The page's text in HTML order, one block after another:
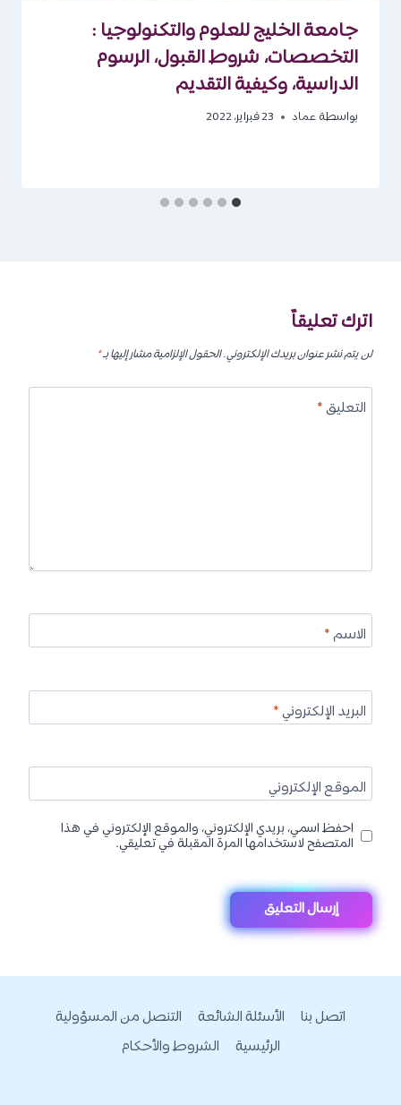
جامعة الخليج للعلوم والتكنولوجيا :
التخصصات، شروط القبول، الرسوم
الدراسية، وكيفية التقديم
بواسطة عماد 23 فبراير، 2022
اترك تعليقاً
لن يتم نشر عنوان بريدك الإلكتروني.الحقول الإلزامية مشار إليها بـ*
التعليق*
الاسم*
البريد الإلكتروني*
الموقع الإلكتروني
احفظ اسمي، بريدي الإلكتروني، والموقع الإلكتروني في هذا
المتصفح لاستخدامها المرة المقبلة في تعليقي.
اتصل بنا الأسئلة الشائعة
التنصل من المسؤولية
الرئيسية
الشروط والأحكام